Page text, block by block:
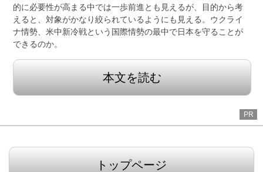
的に必要性が高まる中では一歩前進とも見えるが、目的から考
えると、対象がかなり絞られているようにも見える。ウクライ
ナ情勢、米中新冷戦という国際情勢の最中で日本を守ることが
できるのか。
本文を読む
PR
トップページ